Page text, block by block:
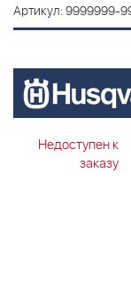
Артикул: 9999999-
Недоступен к
заказу